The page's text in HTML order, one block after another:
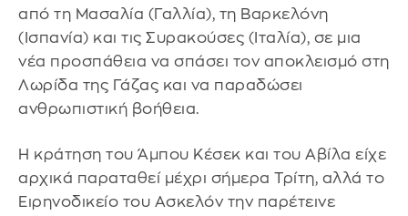
από τη Μασαλία (Γαλλία), τη Βαρκελόνη
(Ισπανία) και τις Συρακούσες (Ιταλία), σε μια
νέα προσπάθεια να σπάσει τον αποκλεισμό στη
Λωρίδα της Γάζας και να παραδώσει
ανθρωπιστική βοήθεια.
Η κράτηση του Άμπου Κέσεκ και του Αβίλα είχε
αρχικά παραταθεί μέχρι σήμερα Τρίτη, αλλά το
Ειρηνοδικείο του Ασκελόν την παρέτεινε